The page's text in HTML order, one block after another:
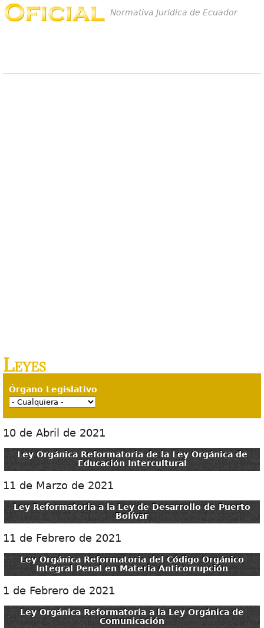
Normativa Jurídica de Ecuador
Leyes
Órgano Legislativo
10 de Abril de 2021
Ley Orgánica Reformatoria de la Ley Orgánica de
Educación Intercultural
11 de Marzo de 2021
Ley Reformatoria a la Ley de Desarrollo de Puerto
Bolívar
11 de Febrero de 2021
Ley Orgánica Reformatoria del Código Orgánico
Integral Penal en Materia Anticorrupción
1 de Febrero de 2021
Ley Orgánica Reformatoria a la Ley Orgánica de
Comunicación